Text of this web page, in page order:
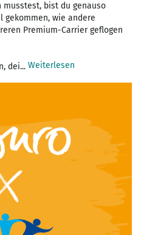
musstest, bist du genauso
gekommen, wie andere
Premium-Carrier geflogen
dei... Weiterlesen